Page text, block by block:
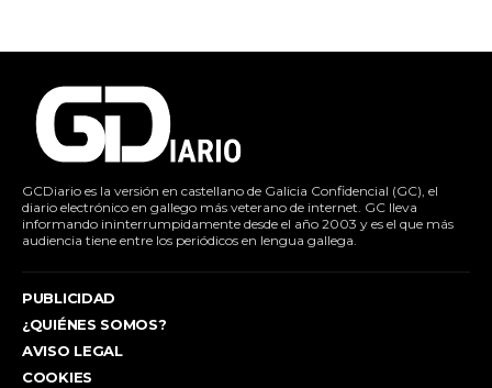
GCDiario es la versión en castellano de Galicia Confidencial (GC), el
diario electrónico en gallego más veterano de internet. GC lleva
informando ininterrumpidamente desde el año 2003 y es el que más
audiencia tiene entre los periódicos en lengua gallega.
PUBLICIDAD
¿QUIÉNES SOMOS?
AVISO LEGAL
COOKIES